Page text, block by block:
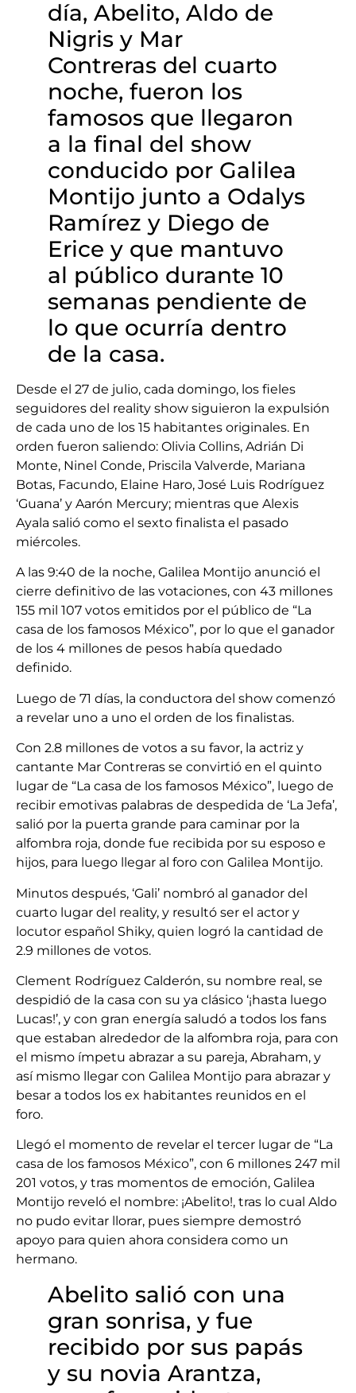
día, Abelito, Aldo de
Nigris y Mar
Contreras del cuarto
noche, fueron los
famosos que llegaron
a la final del show
conducido por Galilea
Montijo junto a Odalys
Ramírez y Diego de
Erice y que mantuvo
al público durante 10
semanas pendiente de
lo que ocurría dentro
de la casa.
Desde el 27 de julio, cada domingo, los fieles
seguidores del reality show siguieron la expulsión
de cada uno de los 15 habitantes originales. En
orden fueron saliendo: Olivia Collins, Adrián Di
Monte, Ninel Conde, Priscila Valverde, Mariana
Botas, Facundo, Elaine Haro, José Luis Rodríguez
‘Guana’ y Aarón Mercury; mientras que Alexis
Ayala salió como el sexto finalista el pasado
miércoles.
A las 9:40 de la noche, Galilea Montijo anunció el
cierre definitivo de las votaciones, con 43 millones
155 mil 107 votos emitidos por el público de “La
casa de los famosos México”, por lo que el ganador
de los 4 millones de pesos había quedado
definido.
Luego de 71 días, la conductora del show comenzó
a revelar uno a uno el orden de los finalistas.
Con 2.8 millones de votos a su favor, la actriz y
cantante Mar Contreras se convirtió en el quinto
lugar de “La casa de los famosos México”, luego de
recibir emotivas palabras de despedida de ‘La Jefa’,
salió por la puerta grande para caminar por la
alfombra roja, donde fue recibida por su esposo e
hijos, para luego llegar al foro con Galilea Montijo.
Minutos después, ‘Gali’ nombró al ganador del
cuarto lugar del reality, y resultó ser el actor y
locutor español Shiky, quien logró la cantidad de
2.9 millones de votos.
Clement Rodríguez Calderón, su nombre real, se
despidió de la casa con su ya clásico ‘¡hasta luego
Lucas!’, y con gran energía saludó a todos los fans
que estaban alrededor de la alfombra roja, para con
el mismo ímpetu abrazar a su pareja, Abraham, y
así mismo llegar con Galilea Montijo para abrazar y
besar a todos los ex habitantes reunidos en el
foro.
Llegó el momento de revelar el tercer lugar de “La
casa de los famosos México”, con 6 millones 247 mil
201 votos, y tras momentos de emoción, Galilea
Montijo reveló el nombre: ¡Abelito!, tras lo cual Aldo
no pudo evitar llorar, pues siempre demostró
apoyo para quien ahora considera como un
hermano.
Abelito salió con una
gran sonrisa, y fue
recibido por sus papás
y su novia Arantza,